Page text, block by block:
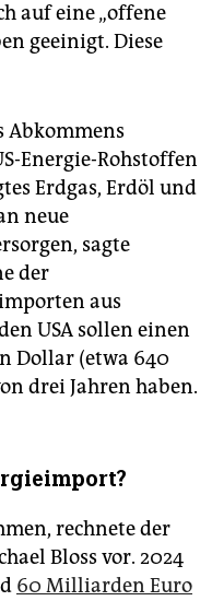
auf eine „offene
geeinigt. Diese
Abkommens
Energie-Rohstoffen
Erdgas, Erdöl und
neue
sagte
der
aus
USA sollen einen
Dollar (etwa 640
drei Jahren haben.
rechnete der
Bloss vor. 2024
60 Milliarden Euro